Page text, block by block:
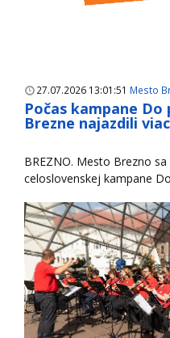
27.07.2026 13:01:51 Mesto
Počas kampane
Brezne najazdili
BREZNO. Mesto Brezno
celoslovenskej kampane